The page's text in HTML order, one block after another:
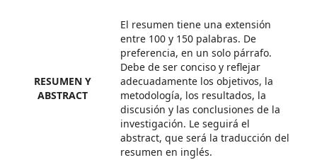
RESUMEN Y
ABSTRACT
El resumen tiene una extensión
entre 100 y 150 palabras. De
preferencia, en un solo párrafo.
Debe de ser conciso y reflejar
adecuadamente los objetivos, la
metodología, los resultados, la
discusión y las conclusiones de la
investigación. Le seguirá el
abstract, que será la traducción del
resumen en inglés.